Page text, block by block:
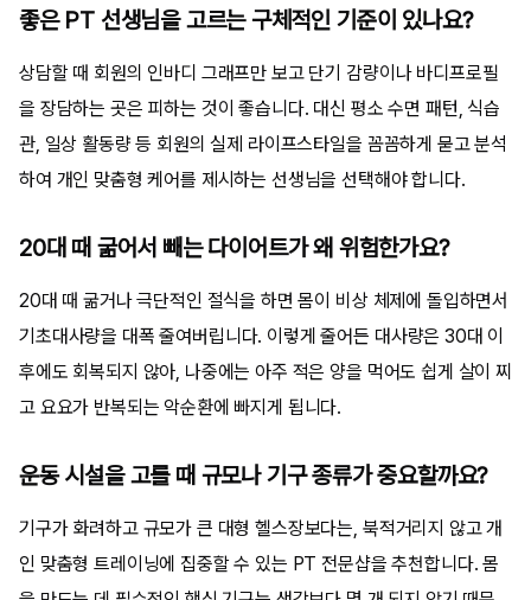
좋은 PT 선생님을 고르는 구체적인 기준이 있나요?
상담할 때 회원의 인바디 그래프만 보고 단기 감량이나 바디프로필
을 장담하는 곳은 피하는 것이 좋습니다. 대신 평소 수면 패턴, 식습
관, 일상 활동량 등 회원의 실제 라이프스타일을 꼼꼼하게 묻고 분석
하여 개인 맞춤형 케어를 제시하는 선생님을 선택해야 합니다.
20대 때 굶어서 빼는 다이어트가 왜 위험한가요?
20대 때 굶거나 극단적인 절식을 하면 몸이 비상 체제에 돌입하면서
기초대사량을 대폭 줄여버립니다. 이렇게 줄어든 대사량은 30대 이
후에도 회복되지 않아, 나중에는 아주 적은 양을 먹어도 쉽게 살이 찌
고 요요가 반복되는 악순환에 빠지게 됩니다.
운동 시설을 고를 때 규모나 기구 종류가 중요할까요?
기구가 화려하고 규모가 큰 대형 헬스장보다는, 북적거리지 않고 개
인 맞춤형 트레이닝에 집중할 수 있는 PT 전문샵을 추천합니다. 몸